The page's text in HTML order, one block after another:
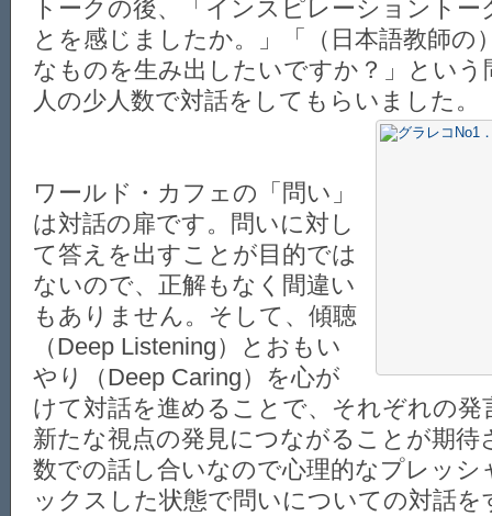
トークの後、「インスピレーショント
とを感じましたか。」「（日本語教師の
なものを生み出したいですか？」という
人の少人数で対話をしてもらいました。
ワールド・カフェの「問い」
は対話の扉です。問いに対し
て答えを出すことが目的では
ないので、正解もなく間違い
もありません。そして、傾聴
（Deep Listening）とおもい
やり（Deep Caring）を心が
けて対話を進めることで、それぞれの
新たな視点の発見につながることが期待
数での話し合いなので心理的なプレッシ
ックスした状態で問いについての対話